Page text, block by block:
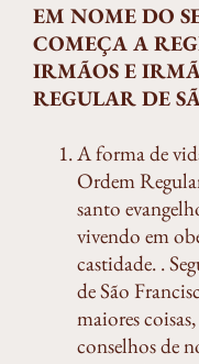
EM NOME DO
COMEÇA A
IRMÃOS E
REGULAR DE
A forma de
Ordem
santo
vivendo em
castidade. .
de São
maiores
conselhos de